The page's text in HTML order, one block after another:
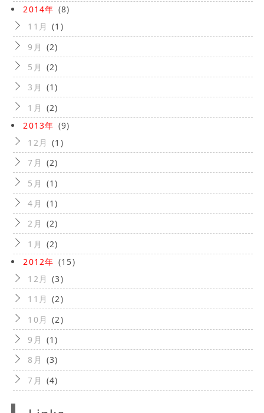
2014年 (8)
11月 (1)
9月 (2)
5月 (2)
3月 (1)
1月 (2)
2013年 (9)
12月 (1)
7月 (2)
5月 (1)
4月 (1)
2月 (2)
1月 (2)
2012年 (15)
12月 (3)
11月 (2)
10月 (2)
9月 (1)
8月 (3)
7月 (4)